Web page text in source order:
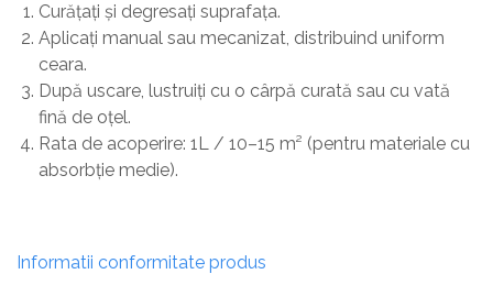
Curățați și degresați suprafața.
Aplicați manual sau mecanizat, distribuind uniform
ceara.
După uscare, lustruiți cu o cârpă curată sau cu vată
fină de oțel.
Rata de acoperire: 1L / 10–15 m² (pentru materiale cu
absorbție medie).
Informatii conformitate produs